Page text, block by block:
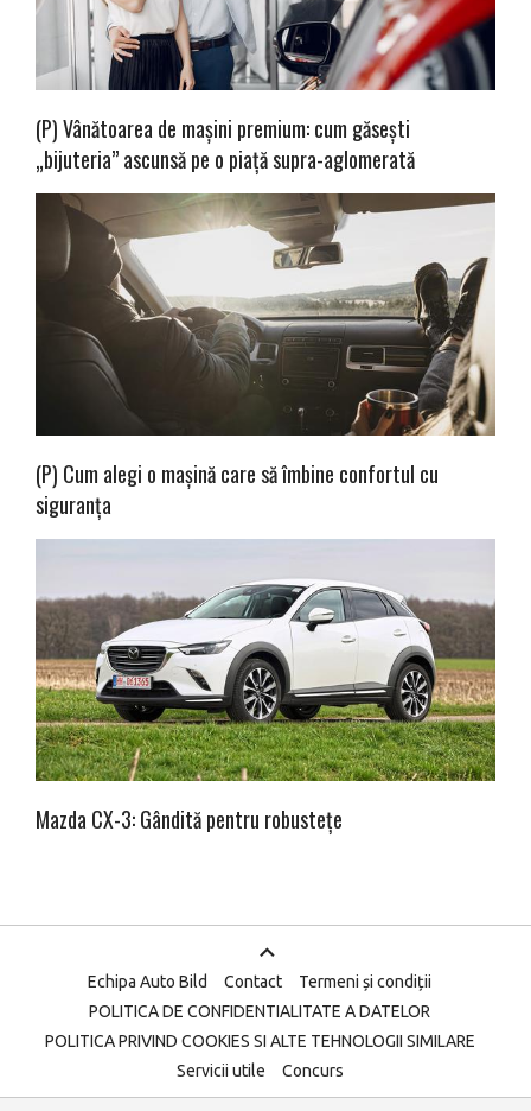
(P) Vânătoarea de mașini premium: cum găsești
„bijuteria” ascunsă pe o piață supra-aglomerată
(P) Cum alegi o mașină care să îmbine confortul cu
siguranța
Mazda CX-3: Gândită pentru robustețe
Echipa Auto Bild Contact
Termeni și condiții
POLITICA DE CONFIDENTIALITATE A DATELOR
POLITICA PRIVIND COOKIES SI ALTE TEHNOLOGII SIMILARE
Servicii utile
Concurs